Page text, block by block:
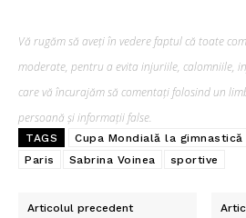
Vă rugăm să aveți în vedere faptul că toate
moderate, pentru a evita injuriile, calomniile,
care vă încurajăm să comentați folosind un
persoană și informații false.
TAGS
Cupa Mondială la
Paris
Sabrina Voinea sportive
Articolul precedent